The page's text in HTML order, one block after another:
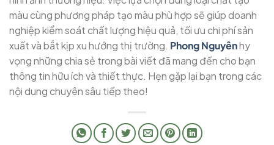
màu cùng phương pháp tạo màu phù hợp sẽ giúp doanh
nghiệp kiểm soát chất lượng hiệu quả, tối ưu chi phí sản
xuất và bắt kịp xu hướng thị trường. Phong Nguyênhy
vọng những chia sẻ trong bài viết đã mang đến cho bạn
thông tin hữu ích và thiết thực. Hẹn gặp lại bạn trong các
nội dung chuyên sâu tiếp theo!